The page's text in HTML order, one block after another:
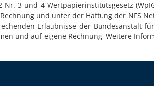
3 und 4 Wertpapierinstitutsgesetz
und unter der Haftung der NFS
Erlaubnisse der Bundesanstalt
und auf eigene Rechnung. Weitere